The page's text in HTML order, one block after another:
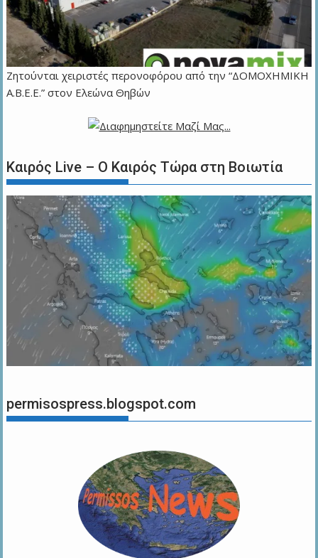
Ζητούνται χειριστές περονοφόρου από την “ΔΟΜΟΧΗΜΙΚΗ
Α.Β.Ε.Ε.” στον Ελεώνα Θηβών
Καιρός Live – Ο Καιρός Τώρα στη Βοιωτία
permisospress.blogspot.com